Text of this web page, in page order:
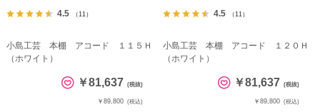
4.5 （11）
小島工芸 本棚 アコード １１５Ｈ
（ホワイト）
￥81,637 (税抜)
￥89,800 (税込)
4.5 （11）
小島工芸 本棚 アコード １２０Ｈ
（ホワイト）
￥81,637 (税抜)
￥89,800 (税込)